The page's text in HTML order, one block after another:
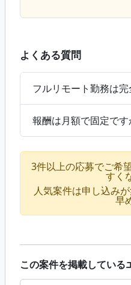
よくある質問
フルリモート勤務は完
報酬は月額で固定です
3件以上の応募でご希
すく
人気案件は申し込み
早
この案件を掲載している